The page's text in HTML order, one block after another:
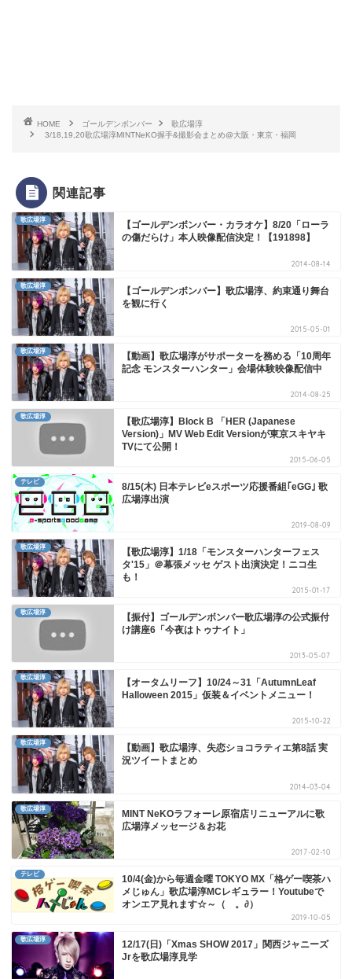
HOME ゴールデンボンバー
歌広場淳
3/18,19,20歌広場淳MINTNeKO握手&撮影会まとめ@大阪・東京・福岡
関連記事
歌広場淳
【ゴールデンボンバー・カラオケ】8/20「ローラ
の傷だらけ」本人映像配信決定！【191898】
2014-08-14
歌広場淳
【ゴールデンボンバー】歌広場淳、約束通り舞台
を観に行く
2015-05-01
歌広場淳
【動画】歌広場淳がサポーターを務める「10周年
記念 モンスターハンター」会場体験映像配信中
2014-08-25
歌広場淳
【歌広場淳】Block B 「HER (Japanese
Version)」MV Web Edit Versionが東京スキヤキ
TVにて公開！
2015-06-05
テレビ
8/15(木) 日本テレビeスポーツ応援番組｢eGG｣ 歌
広場淳出演
2019-08-09
歌広場淳
【歌広場淳】1/18「モンスターハンターフェス
タ'15」＠幕張メッセ ゲスト出演決定！ニコ生
も！
2015-01-17
歌広場淳
【振付】ゴールデンボンバー歌広場淳の公式振付
け講座6「今夜はトゥナイト」
2013-05-07
歌広場淳
【オータムリーフ】10/24～31「AutumnLeaf
Halloween 2015」仮装＆イベントメニュー！
2015-10-22
歌広場淳
【動画】歌広場淳、失恋ショコラティエ第8話 実
況ツイートまとめ
2014-03-04
歌広場淳
MINT NeKOラフォーレ原宿店リニューアルに歌
広場淳メッセージ＆お花
2017-02-10
テレビ
10/4(金)から毎週金曜 TOKYO MX「格ゲー喫茶ハ
メじゅん」歌広場淳MCレギュラー！Youtubeで
オンエア見れます☆～（ゝ。∂）
2019-10-05
歌広場淳
12/17(日)「Xmas SHOW 2017」関西ジャニーズ
Jrを歌広場淳見学